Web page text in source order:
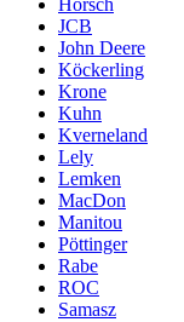
Horsch
JCB
John Deere
Köckerling
Krone
Kuhn
Kverneland
Lely
Lemken
MacDon
Manitou
Pöttinger
Rabe
ROC
Samasz